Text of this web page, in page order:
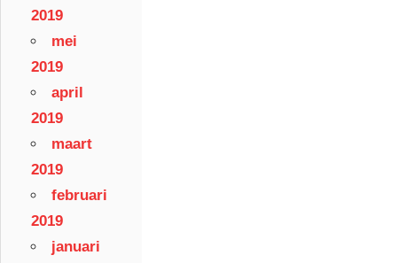
2019
mei
2019
april
2019
maart
2019
februari
2019
januari